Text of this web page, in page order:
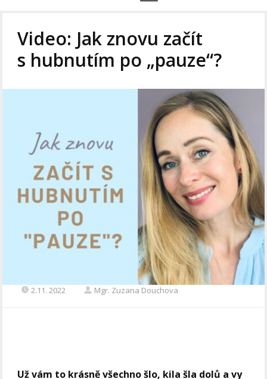
Video: Jak znovu začít
s hubnutím po „pauze“?
2.11. 2022 Mgr. Zuzana Douchova
Už vám to krásně všechno šlo, kila šla dolů a vy